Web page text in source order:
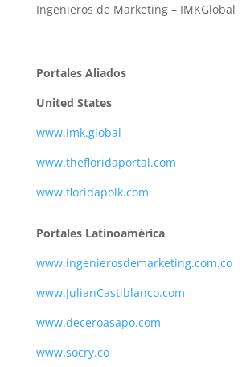
Ingenieros de Marketing – IMKGlobal
Portales Aliados
United States
www.imk.global
www.thefloridaportal.com
www.floridapolk.com
Portales Latinoamérica
www.ingenierosdemarketing.com.co
www.JulianCastiblanco.com
www.deceroasapo.com
www.socry.co